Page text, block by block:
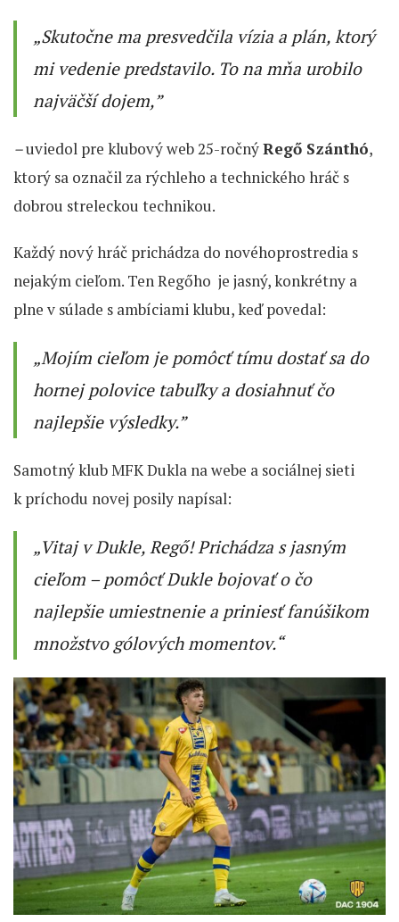
„Skutočne ma presvedčila vízia a plán, ktorý
mi vedenie predstavilo. To na mňa urobilo
najväčší dojem,”
–uviedol pre klubový web 25-ročnýRegő Szánthó,
ktorý sa označil za rýchleho a technického hráč s
dobrou streleckou technikou.
Každý nový hráč prichádza do novéhoprostredia s
nejakým cieľom. Ten Regőho je jasný, konkrétny a
plne v súlade s ambíciami klubu, keď povedal:
„Mojím cieľom je pomôcť tímu dostať sa do
hornej polovice tabuľky a dosiahnuť čo
najlepšie výsledky.”
Samotný klub MFK Dukla na webe a sociálnej sieti
k príchodu novej posily napísal:
„Vitaj v Dukle, Regő! Prichádza s jasným
cieľom – pomôcť Dukle bojovať o čo
najlepšie umiestnenie a priniesť fanúšikom
množstvo gólových momentov.“